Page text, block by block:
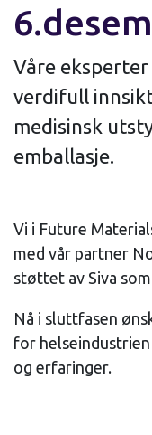
Våre
verdifull
medisinsk
emballasje.
Vi i Future
med vår partner
støttet av Siva
Nå i sluttfasen
for
og erfaringer.